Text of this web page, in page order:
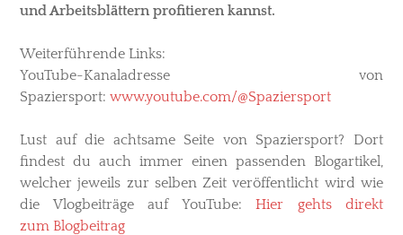
und Arbeitsblättern profitieren kannst.
Weiterführende Links:
YouTube-Kanaladresse von
Spaziersport: www.youtube.com/@Spaziersport
Lust auf die achtsame Seite von Spaziersport? Dort
findest du auch immer einen passenden Blogartikel,
welcher jeweils zur selben Zeit veröffentlicht wird wie
die Vlogbeiträge auf YouTube: Hier gehts direkt
zum Blogbeitrag